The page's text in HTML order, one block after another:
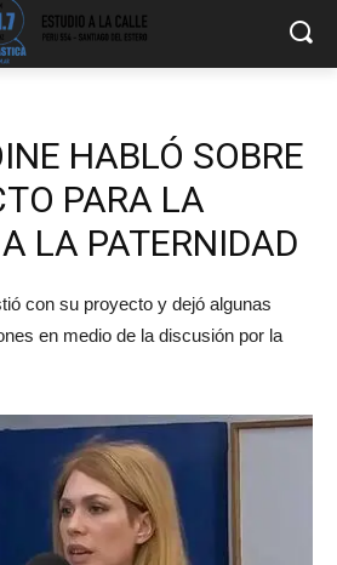
HABLÓ SOBRE
PARA LA
LA PATERNIDAD
con su proyecto y dejó algunas
en medio de la discusión por la